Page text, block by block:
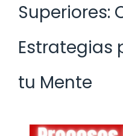
Superiores:
Estrategias
tu Mente